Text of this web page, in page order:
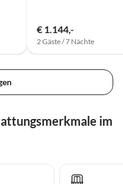
€ 1.144,-
2 Gäste / 7 Nächte
im